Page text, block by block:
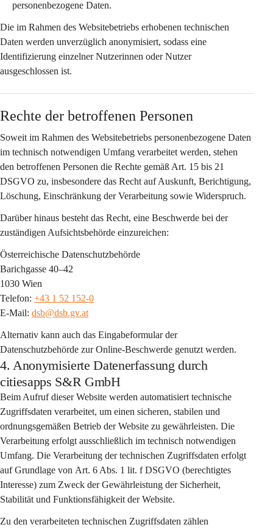
personenbezogene Daten.
Die im Rahmen des Websitebetriebs erhobenen technischen
Daten werden unverzüglich anonymisiert, sodass eine
Identifizierung einzelner Nutzerinnen oder Nutzer
ausgeschlossen ist.
Rechte der betroffenen Personen
Soweit im Rahmen des Websitebetriebs personenbezogene Daten
im technisch notwendigen Umfang verarbeitet werden, stehen
den betroffenen Personen die Rechte gemäß Art. 15 bis 21
DSGVO zu, insbesondere das Recht auf Auskunft, Berichtigung,
Löschung, Einschränkung der Verarbeitung sowie Widerspruch.
Darüber hinaus besteht das Recht, eine Beschwerde bei der
zuständigen Aufsichtsbehörde einzureichen:
Österreichische Datenschutzbehörde
Barichgasse 40–42
1030 Wien
Telefon: +43 1 52 152-0
E-Mail: dsb@dsb.gv.at
Alternativ kann auch das Eingabeformular der
Datenschutzbehörde zur Online-Beschwerde genutzt werden.
4. Anonymisierte Datenerfassung durch
citiesapps S&R GmbH
Beim Aufruf dieser Website werden automatisiert technische
Zugriffsdaten verarbeitet, um einen sicheren, stabilen und
ordnungsgemäßen Betrieb der Website zu gewährleisten. Die
Verarbeitung erfolgt ausschließlich im technisch notwendigen
Umfang. Die Verarbeitung der technischen Zugriffsdaten erfolgt
auf Grundlage von Art. 6 Abs. 1 lit. f DSGVO (berechtigtes
Interesse) zum Zweck der Gewährleistung der Sicherheit,
Stabilität und Funktionsfähigkeit der Website.
Zu den verarbeiteten technischen Zugriffsdaten zählen